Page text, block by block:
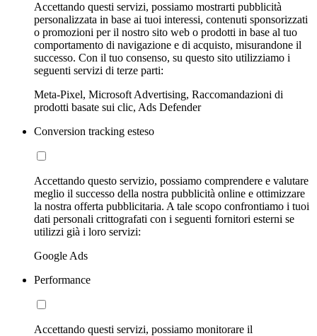
Accettando questi servizi, possiamo mostrarti pubblicità
personalizzata in base ai tuoi interessi, contenuti sponsorizzati
o promozioni per il nostro sito web o prodotti in base al tuo
comportamento di navigazione e di acquisto, misurandone il
successo. Con il tuo consenso, su questo sito utilizziamo i
seguenti servizi di terze parti:
Meta-Pixel, Microsoft Advertising, Raccomandazioni di
prodotti basate sui clic, Ads Defender
Conversion tracking esteso
Accettando questo servizio, possiamo comprendere e valutare
meglio il successo della nostra pubblicità online e ottimizzare
la nostra offerta pubblicitaria. A tale scopo confrontiamo i tuoi
dati personali crittografati con i seguenti fornitori esterni se
utilizzi già i loro servizi:
Google Ads
Performance
Accettando questi servizi, possiamo monitorare il